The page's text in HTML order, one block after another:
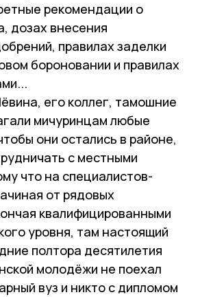
рекомендации о
дозах внесения
правилах заделки
бороновании и правилах
его коллег, тамошние
мичуринцам любые
они остались в районе,
с местными
что на специалистов-
от рядовых
квалифицированными
уровня, там настоящий
полтора десятилетия
молодёжи не поехал
вуз и никто с дипломом